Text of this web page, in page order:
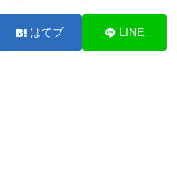
はてブ LINE